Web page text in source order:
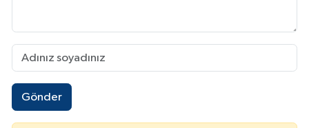
Gönder